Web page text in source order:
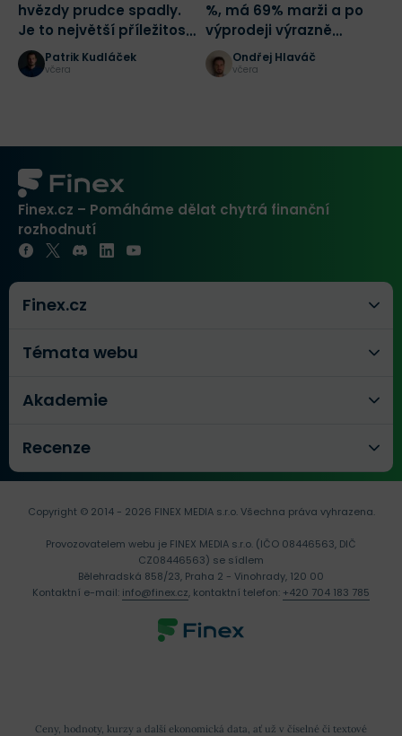
hvězdy prudce spadly.
Je to největší příležitost
tohoto desetiletí?
Patrik Kudláček
včera
%, má 69% marži a po
výprodeji výrazně
zlevnilaOndřej Hlaváč
včera
Finex.cz – Pomáháme dělat chytrá finanční
rozhodnutí
Finex.cz
Témata webu
Akademie
Recenze
Ceny, hodnoty, kurzy a další ekonomická data, ať už v číselné či textové
Copyright © 2014 - 2026 FINEX MEDIA s.r.o.Všechna práva vyhrazena.
Provozovatelem webu je FINEX MEDIA s.r.o. (IČO 08446563, DIČ
CZ08446563) se sídlem
Bělehradská 858/23, Praha 2 - Vinohrady, 120 00
Kontaktní e-mail: info@finex.cz, kontaktní telefon: +420 704 183 785